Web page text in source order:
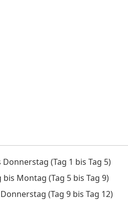
(Tag 1 bis Tag 5)
Montag (Tag 5 bis Tag 9)
(Tag 9 bis Tag 12)